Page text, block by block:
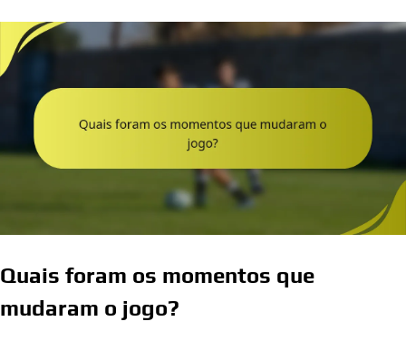
Quais foram os momentos que
mudaram o jogo?